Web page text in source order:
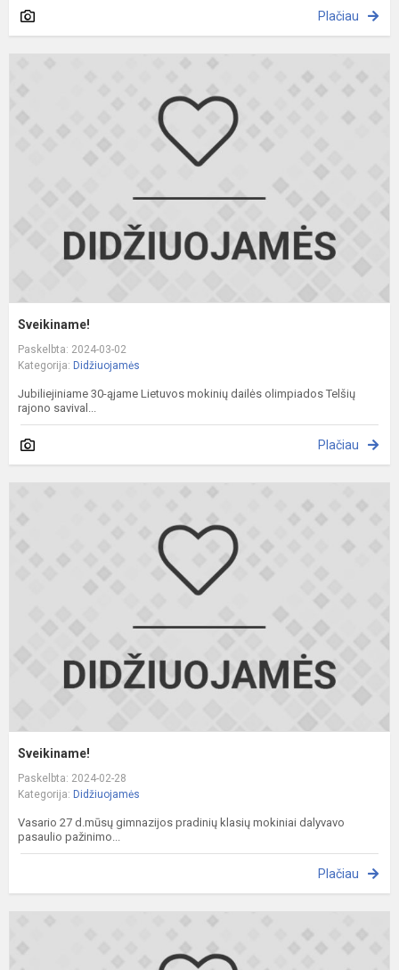
Plačiau
Sveikiname!
Paskelbta: 2024-03-02
Kategorija: Didžiuojamės
Jubiliejiniame 30-ąjame Lietuvos mokinių dailės olimpiados Telšių
rajono savival...
Plačiau
Sveikiname!
Paskelbta: 2024-02-28
Kategorija: Didžiuojamės
Vasario 27 d.mūsų gimnazijos pradinių klasių mokiniai dalyvavo
pasaulio pažinimo...
Plačiau